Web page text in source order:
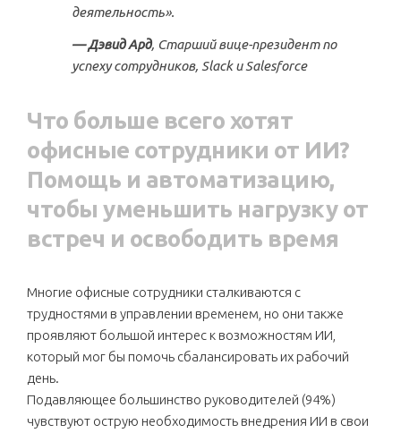
деятельность».
— Дэвид Ард, Старший вице-президент по
успеху сотрудников, Slack и Salesforce
Что больше всего хотят
офисные сотрудники от ИИ?
Помощь и автоматизацию,
чтобы уменьшить нагрузку от
встреч и освободить время
Многие офисные сотрудники сталкиваются с
трудностями в управлении временем, но они также
проявляют большой интерес к возможностям ИИ,
который мог бы помочь сбалансировать их рабочий
день.
Подавляющее большинство руководителей (94%)
чувствуют острую необходимость внедрения ИИ в свои